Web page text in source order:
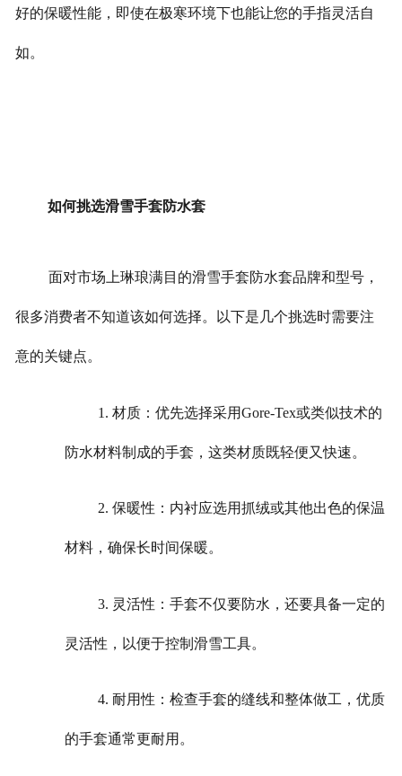
好的保暖性能，即使在极寒环境下也能让您的手指灵活自
如。
如何挑选滑雪手套防水套
面对市场上琳琅满目的滑雪手套防水套品牌和型号，
很多消费者不知道该如何选择。以下是几个挑选时需要注
意的关键点。
1. 材质：优先选择采用Gore-Tex或类似技术的
防水材料制成的手套，这类材质既轻便又快速。
2. 保暖性：内衬应选用抓绒或其他出色的保温
材料，确保长时间保暖。
3. 灵活性：手套不仅要防水，还要具备一定的
灵活性，以便于控制滑雪工具。
4. 耐用性：检查手套的缝线和整体做工，优质
的手套通常更耐用。